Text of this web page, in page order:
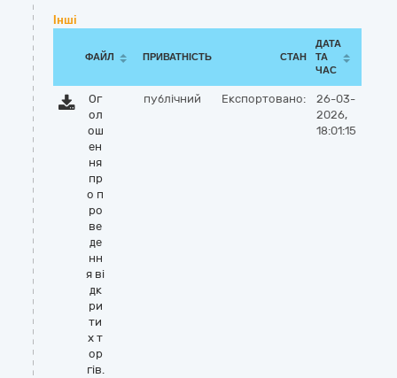
Інші
ФАЙЛ ПРИВАТНІСТЬ СТАН
ДАТА
ТА
ЧАС
Ог
ол
ош
ен
ня
пр
о п
ро
ве
де
нн
я ві
дк
ри
ти
х т
ор
гів.
публічний Експортовано:
26-03-
2026,
18:01:15